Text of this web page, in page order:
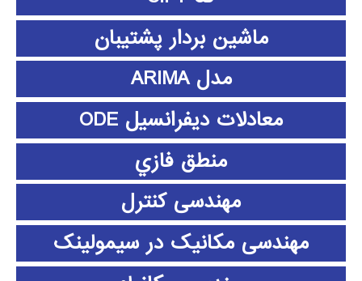
ماشین بردار پشتیبان
مدل ARIMA
معادلات دیفرانسیل ODE
منطق فازي
مهندسی کنترل
مهندسی مکانیک در سیمولینک